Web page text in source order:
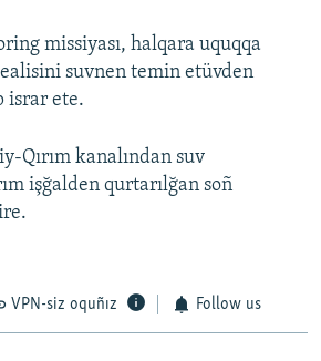
missiyası, halqara uquqqa
ealisini suvnen temin etüvden
israr ete.
Qırım kanalından suv
işğalden qurtarılğan soñ
VPN-siz oquñız Follow us